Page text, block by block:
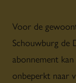
Voor de
Schouwburg de
abonnement
onbeperkt naar